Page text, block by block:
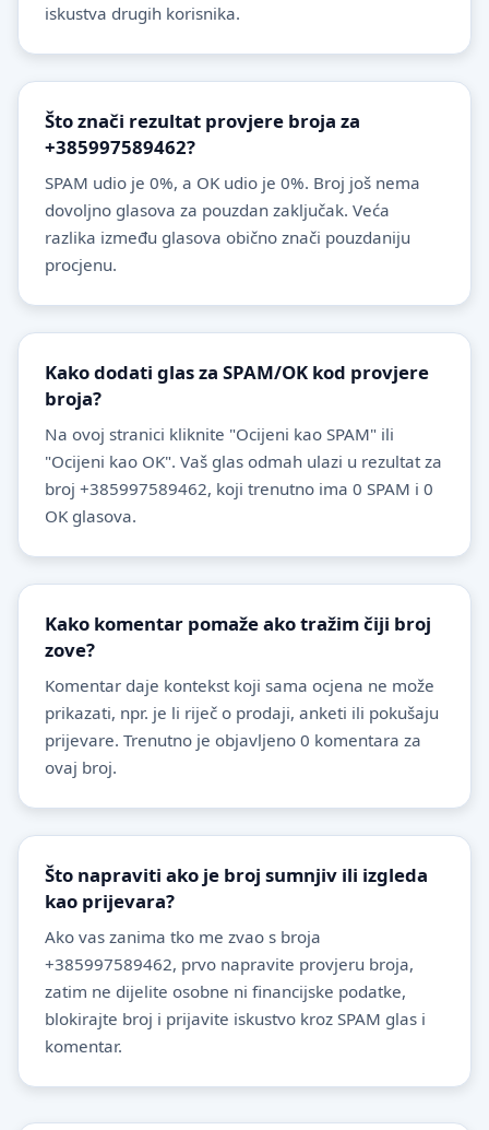
iskustva drugih korisnika.
Što znači rezultat provjere broja za
+385997589462?
SPAM udio je 0%, a OK udio je 0%. Broj još nema
dovoljno glasova za pouzdan zaključak. Veća
razlika između glasova obično znači pouzdaniju
procjenu.
Kako dodati glas za SPAM/OK kod provjere
broja?
Na ovoj stranici kliknite "Ocijeni kao SPAM" ili
"Ocijeni kao OK". Vaš glas odmah ulazi u rezultat za
broj +385997589462, koji trenutno ima 0 SPAM i 0
OK glasova.
Kako komentar pomaže ako tražim čiji broj
zove?
Komentar daje kontekst koji sama ocjena ne može
prikazati, npr. je li riječ o prodaji, anketi ili pokušaju
prijevare. Trenutno je objavljeno 0 komentara za
ovaj broj.
Što napraviti ako je broj sumnjiv ili izgleda
kao prijevara?
Ako vas zanima tko me zvao s broja
+385997589462, prvo napravite provjeru broja,
zatim ne dijelite osobne ni financijske podatke,
blokirajte broj i prijavite iskustvo kroz SPAM glas i
komentar.